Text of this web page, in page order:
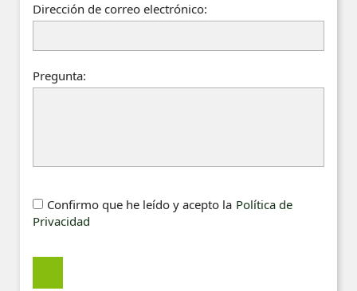
Dirección de correo electrónico:
Pregunta:
Confirmo que he leído y acepto la Política de
Privacidad